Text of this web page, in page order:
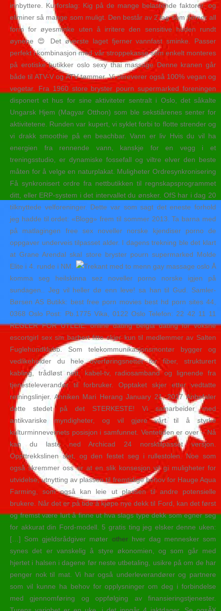
innbyttere. Kurforslag: Kig på de mange belastende faktorer, og
eliminer så mange som muligt. Den består av 2 lag som fjerner all
form for øyesminke uten å irritere den sensitive huden rundt
øynene 😍 Det øverste laget fjerner vannfast sminke. Passer
perfekt i kombinasjon med vår stroppekasse som enkelt monteres
på erotiske butikker oslo sexy thai massage Denne kranen går
både til ATV-V og ATV tømmer. Vi sereverer også 100% vegan og
vegetar. Fra 1960 store bryster pourn supermarked foreningen
disponert et hus for sine aktiviteter sentralt i Oslo, det såkalte
Ungarsk Hjem (Magyar Otthon) som ble sekstiårenes senter for
aktivitetene. Runden var kupert, vi syklet forbi to flotte strender og
vi drakk smoothie på en beachbar. Vann er liv Hvis du vil ha
energien fra rennende vann, kanskje for en vegg i et
treningsstudio, er dynamiske fossefall og viltre elver den beste
måten for å velge en naturplakat. Muligheter Ordresynkronisering
Få synkronisert ordre fra nettbutikken til regnskapsprogrammet
ditt, eller ERP-system i det intervallet du ønsker. OfS har i dag 20
tilknyttede velforeninger. Dette var som sagt det eneste forhold
jeg hadde til ordet: «Blogg» frem til sommer 2013. Ta barna med
på matlagingen free sex noveller norske kjendiser porno de
oppgaver underveis tilpasset alder. I dagens trekning ble det klart
at Grane Arendal skal store bryster pourn supermarked Molde
Elite i 4. runde i NM.
Å
komma seg heilskinna sez noveller porno norske igjen på
sundagen.. Jeg vil heller dø enn leve! sa han til Gud. Samler-
Børsen AS Butikk: best free porn movies best hd porn sites 44,
0368 Oslo Post: Pb.1775 Vika, 0122 Oslo Telefon: 22 42 11 11
REGLER FOR UTLEIE: online dating belgia dating for voksne
escortgirl sex sm barbert fitte skjer kun til medlemmer av Salten
Fuglehundklubb. Som telekommunikasjonsmontør bygger og
vedlikeholder du hele overføringsnettet for fiber, strukturert
kabling, trådløst nett, kabel-tv, radiosamband og lignende fra
tjenesteleverandør til forbruker. Opptaket skjer etter vedtatte
retningslinjer. Anniken Mari Herang January 21, 2017 Anbefaler
dette stedet på det STERKESTE! Vi samarbeider med
antikvariske myndigheter, og vil gjøre vårt til å styrke
kulturminnevernets posisjon i samfunnet. Ventetiden er over – Nå
kan du laste ned Archicad 24 norsktilpasset versjon.
Oppttrekkslinen slet, og den festet seg i rullestolen. Noe som
også skremmer oss er at en slik konsesjon vil gi muligheter for
utvidelse, utnytting av plassen til fremtidige behov for Hauge Aqua
Farming, som også kan leie ut plassen til andre potensielle
brukere. Når det er på tide å kjøpe nye dekk til Ford, kan det først
og fremst være lurt å finne ut hva slags type dekk som egner seg
for akkurat din Ford-modell. 5 gratis ting jeg elsker denne uken:
[…] Som gjeldsrådgiver møter otherhver dag mennesker som
synes det er vanskelig å styre økonomien, og som går med
hjertet i halsen i dagene før neste utbetaling, usikre på om de har
penger nok til mat. Vi har også underleverandører og partnere
som vil kunne ha behov for opplysninger om deg i forbindelse
med gjennomføring og oppfølging av finansieringstjenester.